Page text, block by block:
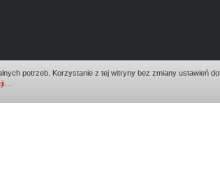
potrzeb. Korzystanie z tej witryny bez zmiany ustawień